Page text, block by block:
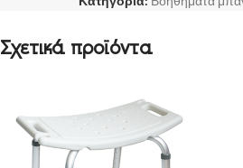
Σχετικά προϊόντα